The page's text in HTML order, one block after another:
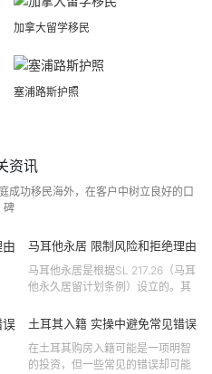
加拿大留学移民
塞浦路斯护照
资讯
成功移民海外，在客户中树立良好的口
碑
马耳他永居 限制风险和拒绝理由
马耳他永居是根据SL 217.26（马耳
他永久居留计划条例）设立的。其
121 号法律公告，并随后根据2024
土耳其入籍 实操中避免常见错误
在土耳其购房入籍可能是一项明智
的投资，但一些常见的错误却可能